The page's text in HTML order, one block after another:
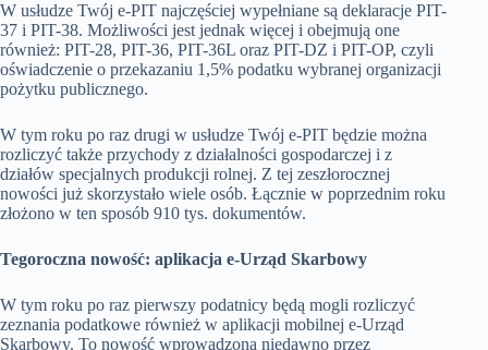
W usłudze Twój e-PIT najczęściej wypełniane są deklaracje PIT-
37 i PIT-38. Możliwości jest jednak więcej i obejmują one
również: PIT-28, PIT-36, PIT-36L oraz PIT-DZ i PIT-OP, czyli
oświadczenie o przekazaniu 1,5% podatku wybranej organizacji
pożytku publicznego.
W tym roku po raz drugi w usłudze Twój e-PIT będzie można
rozliczyć także przychody z działalności gospodarczej i z
działów specjalnych produkcji rolnej. Z tej zeszłorocznej
nowości już skorzystało wiele osób. Łącznie w poprzednim roku
złożono w ten sposób 910 tys. dokumentów.
Tegoroczna nowość: aplikacja e-Urząd Skarbowy
W tym roku po raz pierwszy podatnicy będą mogli rozliczyć
zeznania podatkowe również w aplikacji mobilnej e-Urząd
Skarbowy. To nowość wprowadzona niedawno przez